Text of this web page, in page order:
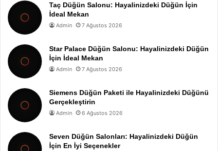
Taç Düğün Salonu: Hayalinizdeki Düğün İçin
İdeal Mekan
Admin 7 Ağustos 2026
Star Palace Düğün Salonu: Hayalinizdeki Düğün
İçin İdeal Mekan
Admin 7 Ağustos 2026
Siemens Düğün Paketi ile Hayalinizdeki Düğünü
Gerçekleştirin
Admin 6 Ağustos 2026
Seven Düğün Salonları: Hayalinizdeki Düğün
İçin En İyi Seçenekler